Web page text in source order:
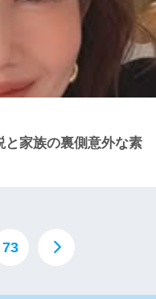
家族の裏側意外な素
73